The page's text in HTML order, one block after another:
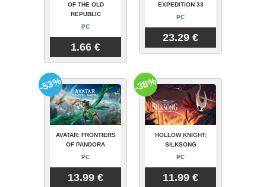
OF THE OLD
REPUBLIC
PC
1.66 €
EXPEDITION 33
PC
23.29 €
AVATAR: FRONTIERS
OF PANDORA
PC
13.99 €
-53%
HOLLOW KNIGHT:
SILKSONG
PC
11.99 €
-38%